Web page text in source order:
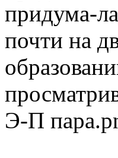
придума-
почти на
Э-П